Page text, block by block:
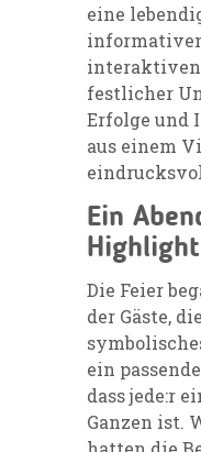
eine
interaktiven
festlicher
Erfolge und
aus einem
Ein
Die Feier
der Gäste,
ein
dass jede:r
Ganzen ist.